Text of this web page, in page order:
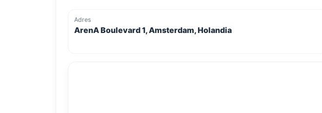
Adres
ArenA Boulevard 1, Amsterdam, Holandia